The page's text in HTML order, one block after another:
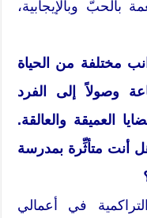
بالحبّ وبالإيجابية،
مختلفة من الحياة
وصولاً إلى الفرد
العميقة والعالقة.
أنت متأثِّرة بمدرسة
في أعمالي